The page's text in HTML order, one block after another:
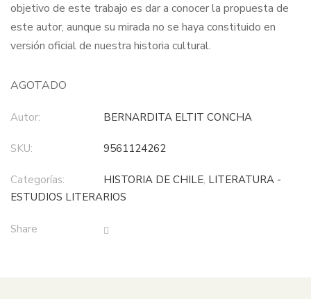
objetivo de este trabajo es dar a conocer la propuesta de
este autor, aunque su mirada no se haya constituido en
versión oficial de nuestra historia cultural.
AGOTADO
Autor: BERNARDITA ELTIT CONCHA
SKU: 9561124262
Categorías: HISTORIA DE CHILE, LITERATURA -
ESTUDIOS LITERARIOS
Share